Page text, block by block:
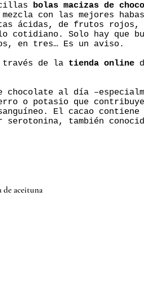
bolas macizas de
con las mejores
ácidas, de frutos rojos,
cotidiano. Solo hay
en tres… Es un aviso.
través de la tienda online
chocolate al día
o potasio que
El cacao contiene
también
de aceituna